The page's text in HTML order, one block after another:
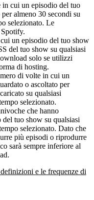
cui un episodio del tuo
almeno 30 secondi su
selezionato. Le
un episodio del tuo show
del tuo show su qualsiasi
solo se utilizzi
di hosting.
di volte in cui un
o ascoltato per
su qualsiasi
selezionato.
che hanno
tuo show su qualsiasi
selezionato. Dato che
più episodi o riprodurre
sarà sempre inferiore al
e le frequenze di